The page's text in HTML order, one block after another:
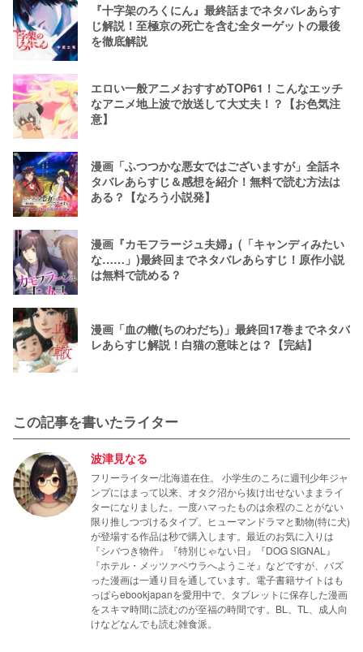
『十字架のろくにん』最終話までネタバレあらす
じ解説！至極京の死亡を含む全ターゲットの最後
を徹底解説
エロい一般アニメおすすめTOP61！こんなエッチ
なアニメ地上波で放送して大丈夫！？【お色気注
意】
漫画「ふつつかな悪女ではございますが」全話ネ
タバレあらすじ＆感想を紹介！無料で読む方法は
ある？【なろう小説発】
漫画『カモフラージュ夫婦』(「キャンディみたい
な……」)最終回までネタバレあらすじ！原作小説
は無料で読める？
漫画「血の轍(ちのわだち)」最終回17巻までネタバ
レあらすじ解説！白猫の意味とは？【完結】
この記事を書いたライター
波津見なる
フリーライター/北海道在住。 小学生のころに週刊少年ジャ
ンプにはまって以来、オタク沼から抜け出せないままライ
ターになりました。一度ハマったものは余程のことがない
限り推しつづけるタイプ。ヒューマンドラマと動物(特に犬)
が登場する作品は秒で購入します。最近のお気に入りは
『シバつき物件』『特別じゃない日』『DOG SIGNAL』
『ホテル・メッツァペウラへようこそ』などですが、バズ
った漫画は一通り目を通しています。電子書籍サイトはも
っぱらebookjapanを愛用中で、タブレットに保存した漫画
をスキマ時間に読むのが至福の時間です。BL、TL、成人向
けなどなんでも読む雑食派。